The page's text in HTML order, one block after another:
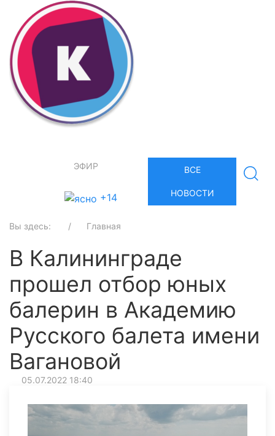
ЭФИР
+14
ВСЕ
НОВОСТИ
Вы здесь: Главная
В Калининграде
прошел отбор юных
балерин в Академию
Русского балета имени
Вагановой
05.07.2022 18:40